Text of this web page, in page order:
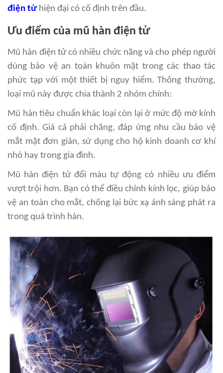
điện tửhiện đại có cố định trên đầu.
Ưu điểm của mũ hàn điện tử
Mũ hàn điện tử có nhiều chức năng và cho phép người
dùng bảo vệ an toàn khuôn mặt trong các thao tác
phức tạp với một thiết bị nguy hiểm. Thông thường,
loại mũ này được chia thành 2 nhóm chính:
Mũ hàn tiêu chuẩn khác loại còn lại ở mức độ mờ kính
cố định. Giá cả phải chăng, đáp ứng nhu cầu bảo vệ
mắt mặt đơn giản, sử dụng cho hộ kinh doanh cơ khí
nhỏ hay trong gia đình.
Mũ hàn điện tử đổi màu tự động có nhiều ưu điểm
vượt trội hơn. Bạn có thể điều chỉnh kính lọc, giúp bảo
vệ an toàn cho mắt, chống lại bức xạ ánh sáng phát ra
trong quá trình hàn.